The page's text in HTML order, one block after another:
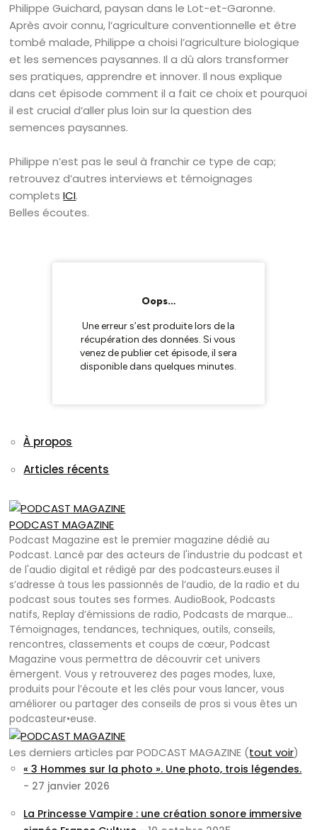
Philippe Guichard, paysan dans le Lot-et-Garonne.
Après avoir connu, l’agriculture conventionnelle et être
tombé malade, Philippe a choisi l’agriculture biologique
et les semences paysannes. Il a dû alors transformer
ses pratiques, apprendre et innover. Il nous explique
dans cet épisode comment il a fait ce choix et pourquoi
il est crucial d’aller plus loin sur la question des
semences paysannes.
Philippe n’est pas le seul à franchir ce type de cap;
retrouvez d’autres interviews et témoignages
completsICI.
Belles écoutes.
À propos
Articles récents
PODCAST MAGAZINE
Podcast Magazine est le premier magazine dédié au
Podcast. Lancé par des acteurs de l'industrie du podcast et
de l'audio digital et rédigé par des podcasteurs.euses il
s’adresse à tous les passionnés de l’audio, de la radio et du
podcast sous toutes ses formes. AudioBook, Podcasts
natifs, Replay d’émissions de radio, Podcasts de marque…
Témoignages, tendances, techniques, outils, conseils,
rencontres, classements et coups de cœur, Podcast
Magazine vous permettra de découvrir cet univers
émergent. Vous y retrouverez des pages modes, luxe,
produits pour l’écoute et les clés pour vous lancer, vous
améliorer ou partager des conseils de pros si vous êtes un
podcasteur•euse.
Les derniers articles par PODCAST MAGAZINE (tout voir)
« 3 Hommes sur la photo ». Une photo, trois légendes.
- 27 janvier 2026
La Princesse Vampire : une création sonore immersive